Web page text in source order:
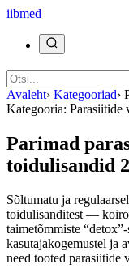
iibmed
Avaleht› Kategooriad›
Kategooria: Parasiitide
Parimad
toidulisandid
Sõltumatu ja
toidulisanditest —
taimetõmmiste
kasutajakogemustel ja
need tooted parasiitide